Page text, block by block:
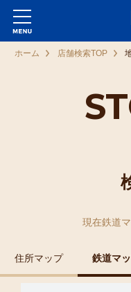
ホーム 店舗検索TOP
現在鉄道
住所マップ 鉄道マ